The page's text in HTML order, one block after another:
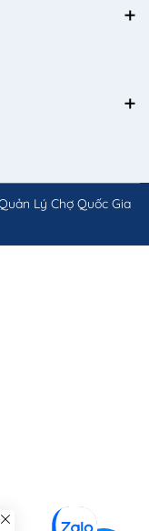
Lý Chợ Quốc Gia